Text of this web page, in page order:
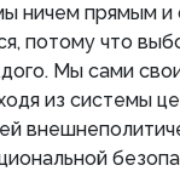
ничем прямым
потому что
Мы сами
из системы